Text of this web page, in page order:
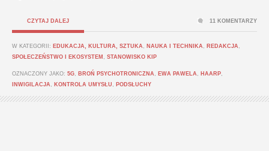
CZYTAJ DALEJ
W KATEGORII: EDUKACJA, KULTURA, SZTUKA NAUKA I TECHNIKA REDAKCJA
SPOŁECZEŃSTWO I EKOSYSTEM
STANOWISKO KIP
OZNACZONY JAKO: 5G BROŃ PSYCHOTRONICZNA EWA PAWELA HAARP
INWIGILACJA
KONTROLA UMYSŁU PODSŁUCHY
11 KOMENTARZY